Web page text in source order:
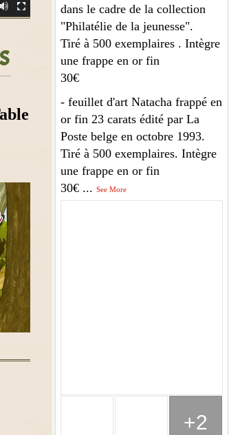
dans le cadre de la collection
"Philatélie de la jeunesse".
Tiré à 500 exemplaires . Intègre
une frappe en or fin
30€
- feuillet d'art Natacha frappé en
or fin 23 carats édité par La
Poste belge en octobre 1993.
Tiré à 500 exemplaires. Intègre
une frappe en or fin
30€ ... See More
+2